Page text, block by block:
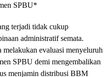
SPBU*
terjadi tidak cukup
administratif semata.
melakukan evaluasi menyeluruh
SPBU demi mengembalikan
menjamin distribusi BBM